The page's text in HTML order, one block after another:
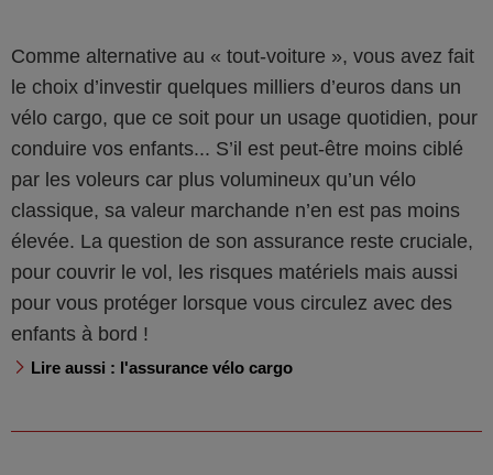
Comme alternative au « tout-voiture », vous avez fait
le choix d’investir quelques milliers d’euros dans un
vélo cargo, que ce soit pour un usage quotidien, pour
conduire vos enfants... S’il est peut-être moins ciblé
par les voleurs car plus volumineux qu’un vélo
classique, sa valeur marchande n’en est pas moins
élevée. La question de son assurance reste cruciale,
pour couvrir le vol, les risques matériels mais aussi
pour vous protéger lorsque vous circulez avec des
enfants à bord !
Lire aussi : l'assurance vélo cargo